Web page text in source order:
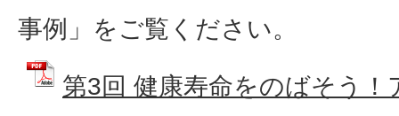
事例」をご覧ください。
第3回 健康寿命をのばそう！